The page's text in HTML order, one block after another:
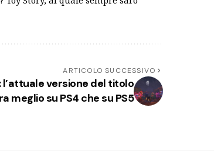
ARTICOLO SUCCESSIVO
l’attuale versione del titolo
meglio su PS4 che su PS5